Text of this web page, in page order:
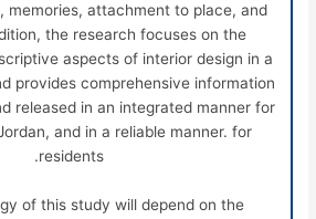
memories, attachment to place, and
the research focuses on the
aspects of interior design in a
provides comprehensive information
released in an integrated manner for
and in a reliable manner. for
residents.
of this study will depend on the